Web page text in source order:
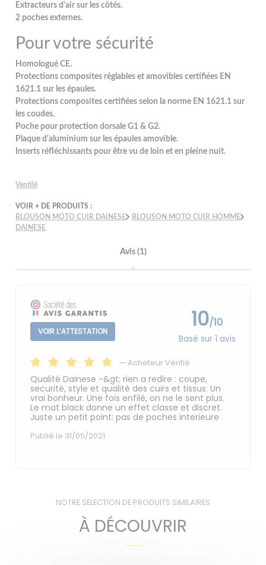
Extracteurs d'air sur les côtés.
2 poches externes.
Pour votre sécurité
Homologué CE.
Protections composites réglables et amovibles certifiées EN
1621.1 sur les épaules.
Protections composites certifiées selon la norme EN 1621.1 sur
les coudes.
Poche pour protection dorsale G1 & G2.
Plaque d'aluminium sur les épaules amovible.
Inserts réfléchissants pour être vu de loin et en pleine nuit.
Ventilé
VOIR + DE PRODUITS :
BLOUSON MOTO CUIR DAINESE
BLOUSON MOTO CUIR HOMME
DAINESE
Avis (1)
VOIR L’ATTESTATION 10/10
Basé sur 1 avis
—Acheteur Vérifié
Qualité Dainese -&gt; rien a redire : coupe,
securité, style et qualité des cuirs et tissus. Un
vrai bonheur. Une fois enfilé, on ne le sent plus.
Le mat black donne un effet classe et discret.
Juste un petit point: pas de poches interieure
Publié le 31/05/2021
NOTRE SÉLECTION DE PRODUITS SIMILAIRES
À DÉCOUVRIR